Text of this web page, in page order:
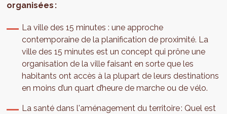
organisées :
La ville des 15 minutes : une approche
contemporaine de la planification de proximité. La
ville des 15 minutes est un concept qui prône une
organisation de la ville faisant en sorte que les
habitants ont accès à la plupart de leurs destinations
en moins d’un quart d’heure de marche ou de vélo.
La santé dans l'aménagement du territoire : Quel est